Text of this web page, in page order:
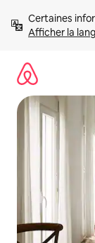
directement
Afficher la